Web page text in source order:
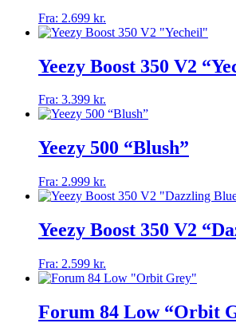
kan
vælges
varesiden
Fra: 2.699 kr.
vare
varianter.
kan
vælges
varesiden
Yeezy Boost 350 V2
Fra: 3.399 kr.
vare
flere
varianter.
kan
vælges
varesiden
Yeezy 500 “Blush”
Fra: 2.999 kr.
vare
varianter.
kan
vælges
varesiden
Yeezy Boost 350 V2
Fra: 2.599 kr.
vare
flere
varianter.
Forum 84 Low “Orbit